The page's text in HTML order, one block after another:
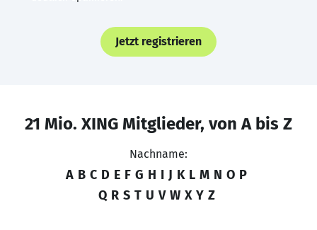
Jetzt registrieren
21 Mio. XING Mitglieder, von A bis Z
Nachname:
A B C D E F G H I J K L M N O P
Q R S T U V W X Y Z